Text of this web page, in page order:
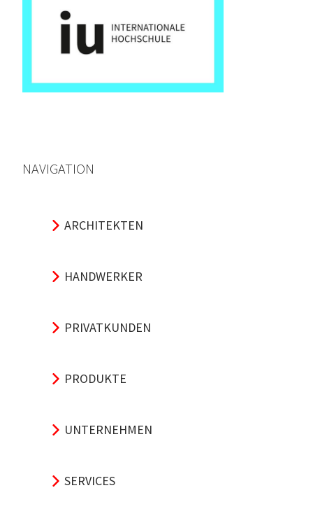
NAVIGATION
ARCHITEKTEN
HANDWERKER
PRIVATKUNDEN
PRODUKTE
UNTERNEHMEN
SERVICES